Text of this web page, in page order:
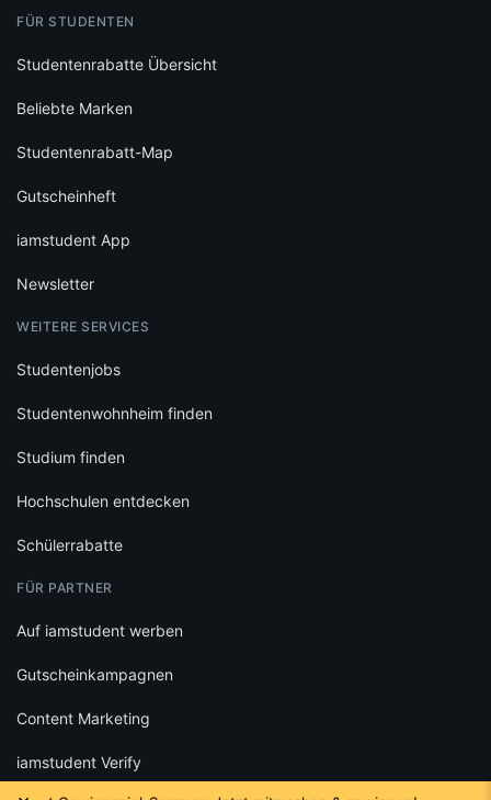
FÜR STUDENTEN
Studentenrabatte Übersicht
Beliebte Marken
Studentenrabatt-Map
Gutscheinheft
iamstudent App
Newsletter
WEITERE SERVICES
Studentenjobs
Studentenwohnheim finden
Studium finden
Hochschulen entdecken
Schülerrabatte
FÜR PARTNER
Auf iamstudent werben
Gutscheinkampagnen
Content Marketing
iamstudent Verify